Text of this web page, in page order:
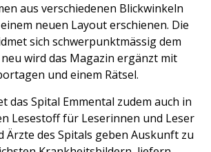
aus verschiedenen Blickwinkeln
neuen Layout erschienen. Die
sich schwerpunktmässig dem
wird das Magazin ergänzt mit
und einem Rätsel.
das Spital Emmental zudem auch in
Lesestoff für Leserinnen und Leser
Ärzte des Spitals geben Auskunft zu